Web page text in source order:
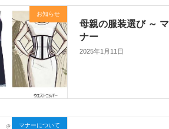
お知らせ
母親の服装選び ～ マ
ナー
2025年1月11日
マナーについて